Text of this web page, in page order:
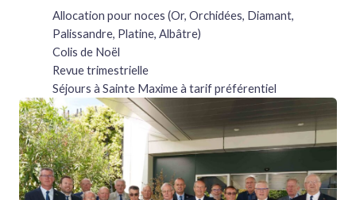
Allocation pour noces (Or, Orchidées, Diamant,
Palissandre, Platine, Albâtre)
Colis de Noël
Revue trimestrielle
Séjours à Sainte Maxime à tarif préférentiel